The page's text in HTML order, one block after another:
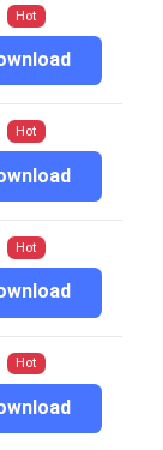
Hot
Hot
Hot
Hot